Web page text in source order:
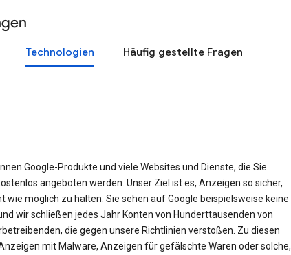
Technologien Häufig gestellte Fragen
Google-Produkte und viele Websites und Dienste, die Sie
angeboten werden. Unser Ziel ist es, Anzeigen so sicher,
wie möglich zu halten. Sie sehen auf Google beispielsweise keine
wir schließen jedes Jahr Konten von Hunderttausenden von
die gegen unsere Richtlinien verstoßen. Zu diesen
mit Malware, Anzeigen für gefälschte Waren oder solche,